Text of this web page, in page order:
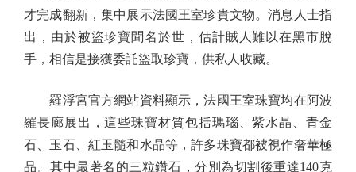
才完成翻新，集中展示法國王室珍貴文物。消息人士指
出，由於被盜珍寶聞名於世，估計賊人難以在黑市脫
手，相信是接獲委託盜取珍寶，供私人收藏。
羅浮宮官方網站資料顯示，法國王室珠寶均在阿波
羅長廊展出，這些珠寶材質包括瑪瑙、紫水晶、青金
石、玉石、紅玉髓和水晶等，許多珠寶都被視作奢華極
品。其中最著名的三粒鑽石，分別為切割後重達140克